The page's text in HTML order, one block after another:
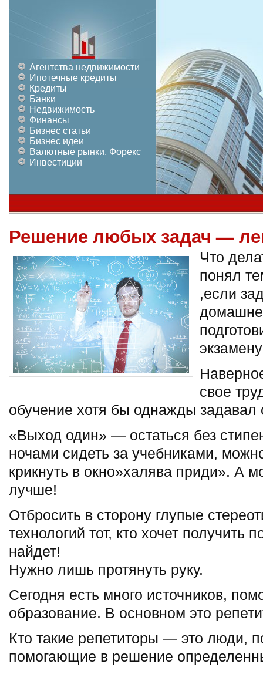
Агентства недвижимости
Ипотечные кредиты
Кредиты
Банки
Недвижимость
Финансы
Бизнес статьи
Бизнес идеи
Валютные рынки, Форекс
Инвестиции
Решение любых задач —
Что
понял
,если
свое
обучение хотя бы однажды задавал
«Выход один» — остаться без
ночами сидеть за учебниками,
крикнуть в окно»халява приди». А
лучше!
Отбросить в сторону глупые
технологий тот, кто хочет получить
найдет!
Нужно лишь протянуть руку.
Сегодня есть много источников,
образование. В основном это
Кто такие репетиторы — это люди,
помогающие в решение